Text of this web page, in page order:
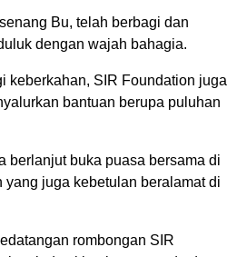
Bu, telah berbagi dan
dengan wajah bahagia.
keberkahan, SIR Foundation juga
bantuan berupa puluhan
berlanjut buka puasa bersama di
juga kebetulan beralamat di
rombongan SIR